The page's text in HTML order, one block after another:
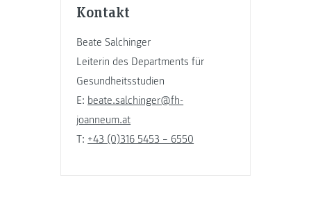
Kontakt
Beate Salchinger
Leiterin des Departments für
Gesundheitsstudien
E: beate.salchinger@fh-
joanneum.at
T: +43 (0)316 5453 – 6550